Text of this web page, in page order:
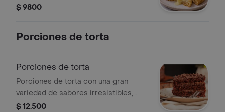
de limón, café, milo, pistacho y
fuera. Una experiencia diferente,
$ 9800
Porciones de torta
Porciones de torta
Porciones de torta con una gran
variedad de sabores irresistibles,
como, chocolate, tres leches,
$ 12.500